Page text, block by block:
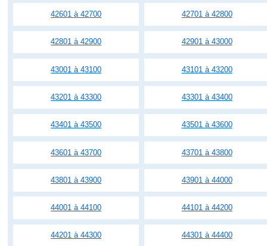
42601 à 42700 42701 à 42800
42801 à 42900 42901 à 43000
43001 à 43100 43101 à 43200
43201 à 43300 43301 à 43400
43401 à 43500 43501 à 43600
43601 à 43700 43701 à 43800
43801 à 43900 43901 à 44000
44001 à 44100 44101 à 44200
44201 à 44300 44301 à 44400